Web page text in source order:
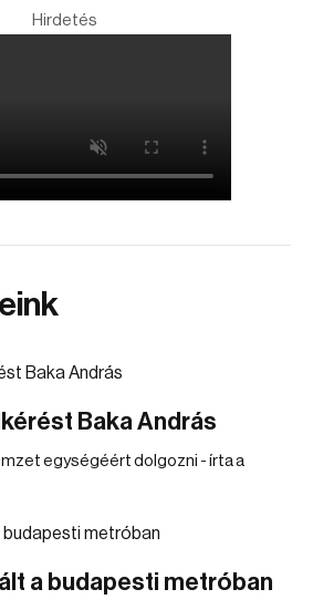
Hirdetés
Baka András
egységéért dolgozni - írta a
a budapesti metróban